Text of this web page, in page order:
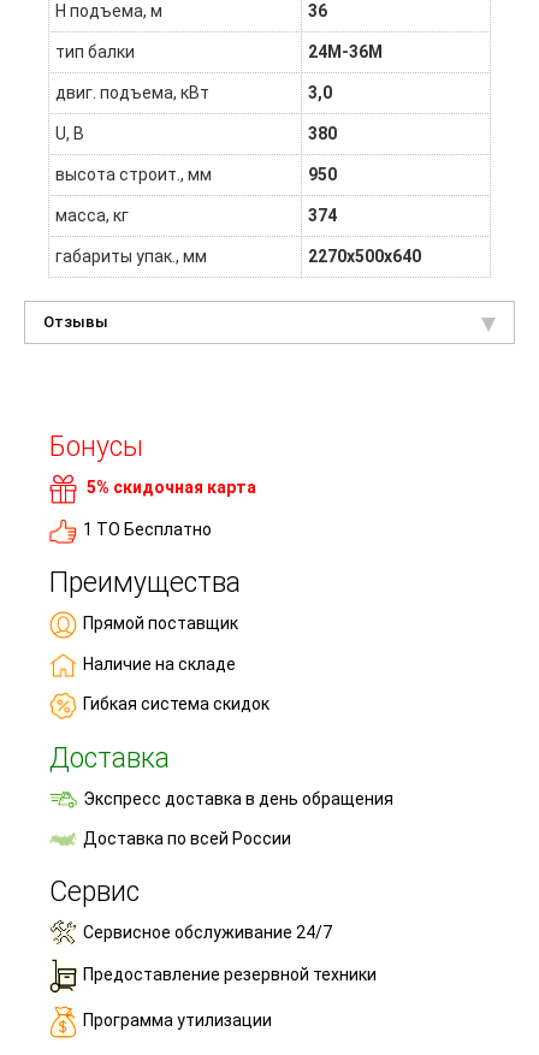
H подъема, м 36
тип балки 24М-36М
двиг. подъема, кВт 3,0
U, В 380
высота строит., мм 950
масса, кг 374
габариты упак., мм 2270х500х640
Отзывы
Бонусы
5% скидочная карта
1 ТО Бесплатно
Преимущества
Прямой поставщик
Наличие на складе
Гибкая система скидок
Доставка
Экспресс доставка в день обращения
Доставка по всей России
Сервис
Сервисное обслуживание 24/7
Предоставление резервной техники
Программа утилизации